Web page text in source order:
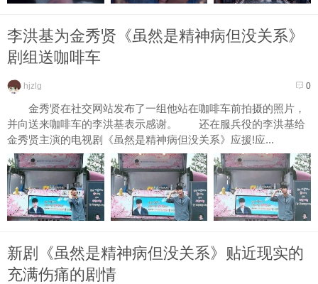
李洪基为金秀贤《虽然是精神病但没关系》
剧组送咖啡车
0
hjzlg
金秀贤在社交网站发布了一组他站在咖啡车前拍摄的照片，
并向送来咖啡车的李洪基表示感谢。 还在服兵役的李洪基给
金秀贤主演的电视剧《虽然是精神病但没关系》应援!应...
新剧《虽然是精神病但没关系》贴近现实的
充满伤痛的剧情